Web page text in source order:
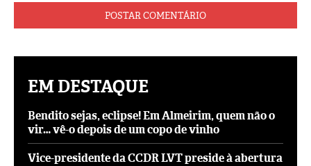
EM DESTAQUE
Bendito sejas, eclipse! Em Almeirim, quem não o
vir… vê-o depois de um copo de vinho
Vice-presidente da CCDR LVT preside à abertura